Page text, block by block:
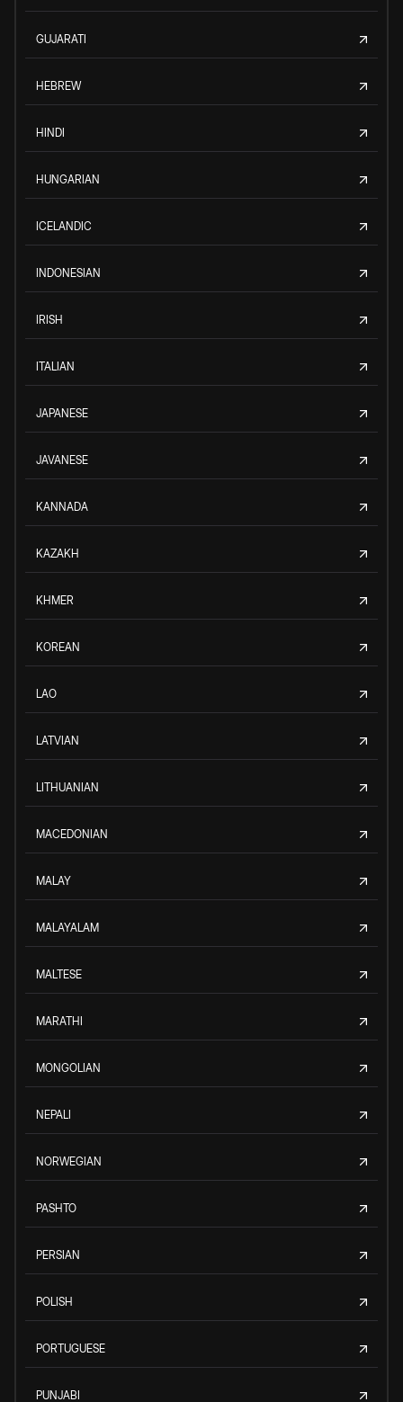
GUJARATI
HEBREW
HINDI
HUNGARIAN
ICELANDIC
INDONESIAN
IRISH
ITALIAN
JAPANESE
JAVANESE
KANNADA
KAZAKH
KHMER
KOREAN
LAO
LATVIAN
LITHUANIAN
MACEDONIAN
MALAY
MALAYALAM
MALTESE
MARATHI
MONGOLIAN
NEPALI
NORWEGIAN
PASHTO
PERSIAN
POLISH
PORTUGUESE
PUNJABI